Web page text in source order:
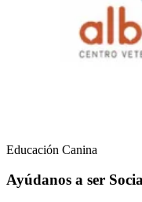
Educación Canina
Ayúdanos a ser